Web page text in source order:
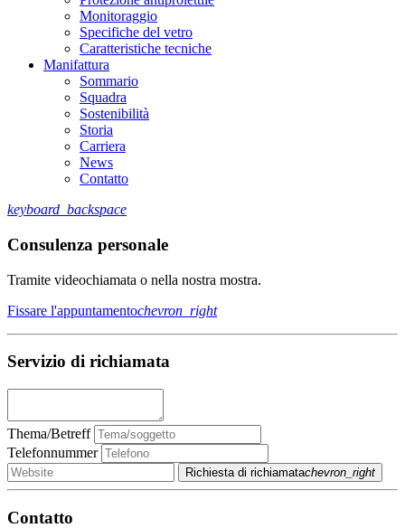
Monitoraggio
Specifiche del vetro
Caratteristiche tecniche
Manifattura
Sommario
Squadra
Sostenibilità
Storia
Carriera
News
Contatto
keyboard_backspace
Consulenza personale
Tramite videochiamata o nella nostra mostra.
Fissare l'appuntamentochevron_right
Servizio di richiamata
Thema/Betreff
Telefonnummer
Richiesta di richiamatachevron_right
Contatto